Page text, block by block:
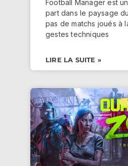
Football Manager est
part dans le paysage
pas de matchs joués à
gestes techniques
LIRE LA SUITE »